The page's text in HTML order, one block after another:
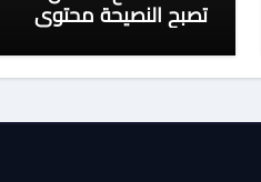
تصبح النصيحة محتوى